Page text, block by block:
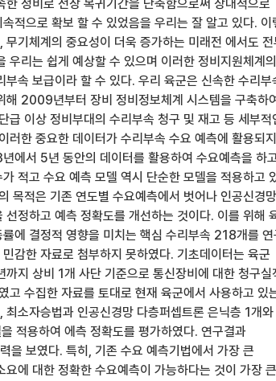
정비로 전장 복귀기간을 단축함으로써 상대적으로
적으로 확보 할 수 있었음을 우리는 잘 알고 있다. 이
기체계의 중요성이 더욱 증가하는 미래전 에서도 전
우리는 쉽게 예상할 수 있으며 이러한 정비지원체계의
속 보급이라 할 수 있다. 우리 육군은 신속한 수리부
해 2009년부터 장비 정비정보체계 시스템을 구축하
급 이상 정비부대의 수리부속 청구 및 재고 등 세부적
러한 중요한 데이터가 수리부속 수요 예측에 활용되지
에서 5년 동안의 데이터를 활용하여 수요예측을 하
적고 수요 예측 모델 역시 단순한 모델을 적용하고
목적은 기존 연도별 수요예측에서 벗어나 인공신경망
정하고 예측 정확도를 개선하는 것이다. 이를 위해
에 결정적 영향을 미치는 핵심 수리부속 218개를 연
감한 자료로 첨부하지 못하였다. 기초데이터는 육군
지 상비 1개 사단 기준으로 통신장비에 대한 청구실
고 수집한 자료를 토대로 현재 육군에서 사용하고 있
소자승법과 인공신경망 다층퍼셉트론 은닉층 1개와
적용하여 에측 정확도를 평가하였다. 연구결과
을 보였다. 특히, 기존 수요 예측기법에서 가장 큰
에 대한 정확한 수요예측이 가능하다는 것이 가장 큰